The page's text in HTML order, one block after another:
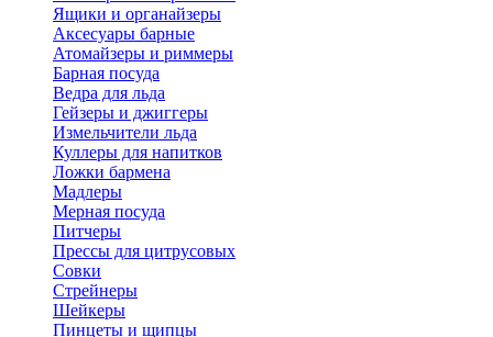
Ящики и органайзеры
Аксесуары барные
Атомайзеры и риммеры
Барная посуда
Ведра для льда
Гейзеры и джиггеры
Измельчители льда
Куллеры для напитков
Ложки бармена
Мадлеры
Мерная посуда
Питчеры
Прессы для цитрусовых
Совки
Стрейнеры
Шейкеры
Пинцеты и щипцы